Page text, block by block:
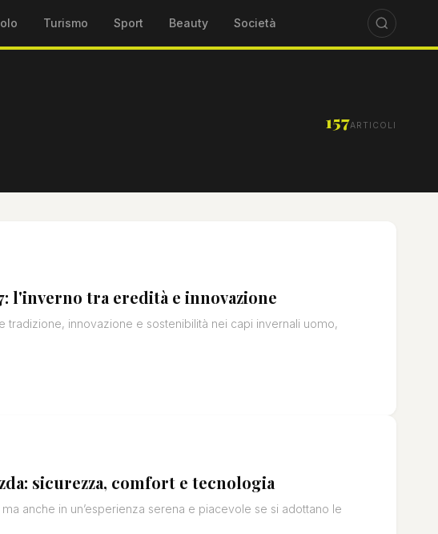
Turismo Sport Beauty Società
157ARTICOLI
l'inverno tra eredità e innovazione
tradizione, innovazione e sostenibilità nei capi invernali uomo,
sicurezza, comfort e tecnologia
anche in un’esperienza serena e piacevole se si adottano le